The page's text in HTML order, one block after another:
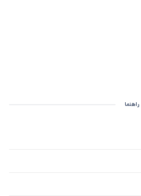
راهنما